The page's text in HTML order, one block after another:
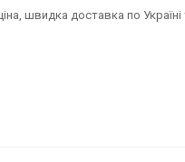
швидка доставка по Україні